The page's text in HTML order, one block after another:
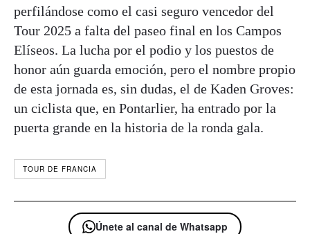
perfilándose como el casi seguro vencedor del
Tour 2025 a falta del paseo final en los Campos
Elíseos. La lucha por el podio y los puestos de
honor aún guarda emoción, pero el nombre propio
de esta jornada es, sin dudas, el de Kaden Groves:
un ciclista que, en Pontarlier, ha entrado por la
puerta grande en la historia de la ronda gala.
TOUR DE FRANCIA
Únete al canal de Whatsapp